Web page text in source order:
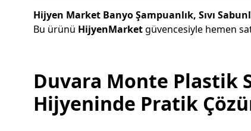
Hijyen Market Banyo Şampuanlık, Sıvı
Bu ürünü HijyenMarketgüvencesiyle hemen
Duvara Monte Plastik
Hijyeninde Pratik